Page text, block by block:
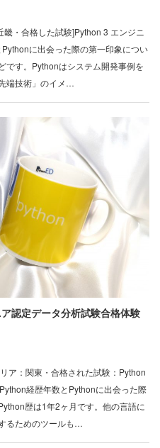
・合格した試験]Python 3 エンジニ
に出会った際の第一印象につい
です。Pythonはシステム開発事例を
端技術」のイメ…
認定データ分析試験合格体験
ア：関東・合格された試験：Python
経歴年数とPythonに出会った際
歴は1年2ヶ月です。他の言語に
るためのツールも…